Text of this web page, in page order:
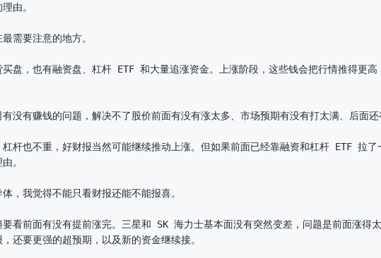
由。
需要注意的地方。
盘，也有融资盘、杠杆 ETF 和大量追涨资金。上涨阶段，这些钱会把行情推得更
没有赚钱的问题，解决不了股价前面有没有涨太多、市场预期有没有打太满、后面还
杆也不重，好财报当然可能继续推动上涨。但如果前面已经靠融资和杠杆 ETF 拉
。
，我觉得不能只看财报还能不能报喜。
要看前面有没有提前涨完。三星和 SK 海力士基本面没有突然变差，问题是前面涨
还要更强的超预期，以及新的资金继续接。